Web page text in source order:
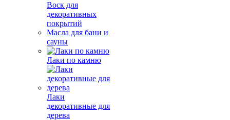
Воск для
декоративных
покрытий
Масла для бани и
сауны
Лаки по камню
Лаки
декоративные для
дерева